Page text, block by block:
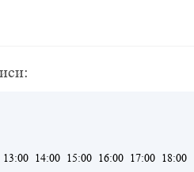
13:00 14:00 15:00 16:00 17:00 18:00